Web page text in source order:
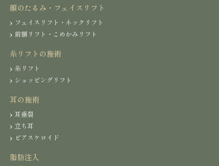
顔のたるみ・フェイスリフト
フェイスリフト・ネックリフト
前額リフト・こめかみリフト
糸リフトの施術
糸リフト
ショッピングリフト
耳の施術
耳垂裂
立ち耳
ピアスケロイド
脂肪注入